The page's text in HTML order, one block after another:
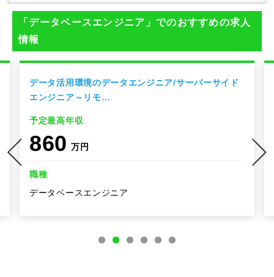
「データベースエンジニア」でのおすすめの求人
情報
データ活用環境のデータエンジニア/サーバーサイド
エンジニア～リモ…
予定最高年収
860 万円
職種
データベースエンジニア